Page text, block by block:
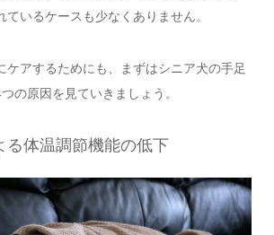
ているケースも少なくありません。
ケアするためにも、まずはシニア犬の手足
の原因を見ていきましょう。
体温調節機能の低下